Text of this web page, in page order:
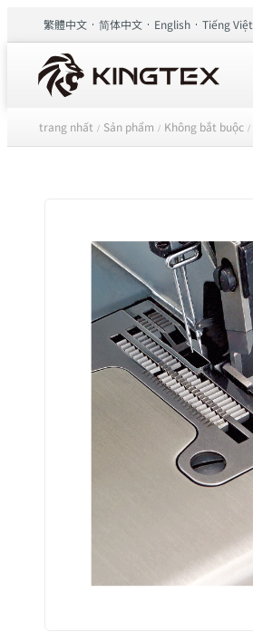
繁體中文 简体中文 English Tiếng Việt
trang nhất / Sản phẩm / Không bắt buộc /